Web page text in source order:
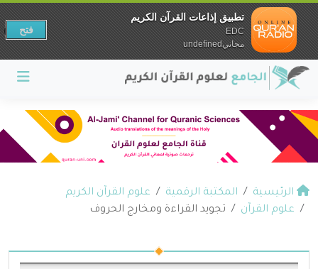
الرئيسية المكتبة الرقمية
علوم القرآن الكريم
علوم القرآن
تجويد القراءة ومخارج الحروف
تطبيق إذاعات القرآن الكريم
EDC
مجانيundefined
فتح